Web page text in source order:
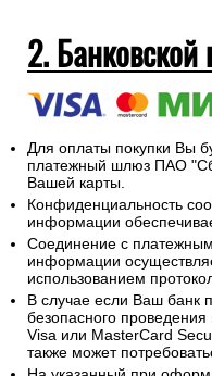
2.
Для оплаты покупки Вы
платежный шлюз ПАО
Вашей карты.
Конфиденциальность
информации
Соединение с
информации
использованием
В случае если Ваш банк
безопасного
Visa или MasterCard
также может